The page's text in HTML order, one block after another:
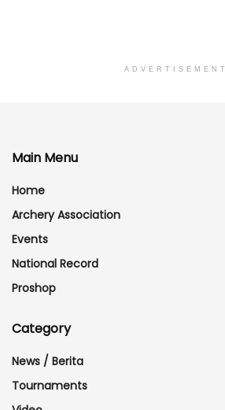
ADVERTISEMENT
Main Menu
Home
Archery Association
Events
National Record
Proshop
Category
News / Berita
Tournaments